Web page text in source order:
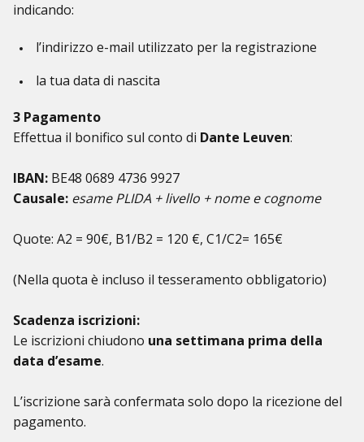
indicando:
l’indirizzo e-mail utilizzato per la registrazione
la tua data di nascita
3 Pagamento
Effettua il bonifico sul conto di Dante Leuven:
IBAN: BE48 0689 4736 9927
Causale: esame PLIDA + livello + nome e cognome
Quote: A2 = 90€, B1/B2 = 120 €, C1/C2= 165€
(Nella quota è incluso il tesseramento obbligatorio)
Scadenza iscrizioni:
Le iscrizioni chiudono una settimana prima della
data d’esame.
L’iscrizione sarà confermata solo dopo la ricezione del
pagamento.